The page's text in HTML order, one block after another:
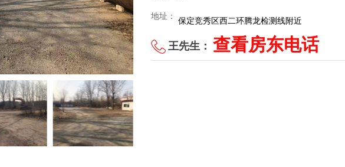
地址： 保定竞秀区西二环腾龙检测线附近
王先生： 查看房东电话